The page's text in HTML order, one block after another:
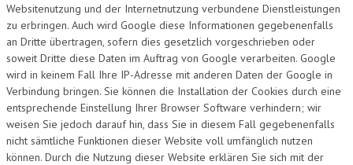
Websitenutzung und der Internetnutzung verbundene Dienstleistungen
zu erbringen. Auch wird Google diese Informationen gegebenenfalls
an Dritte übertragen, sofern dies gesetzlich vorgeschrieben oder
soweit Dritte diese Daten im Auftrag von Google verarbeiten. Google
wird in keinem Fall Ihre IP-Adresse mit anderen Daten der Google in
Verbindung bringen. Sie können die Installation der Cookies durch eine
entsprechende Einstellung Ihrer Browser Software verhindern; wir
weisen Sie jedoch darauf hin, dass Sie in diesem Fall gegebenenfalls
nicht sämtliche Funktionen dieser Website voll umfänglich nutzen
können. Durch die Nutzung dieser Website erklären Sie sich mit der